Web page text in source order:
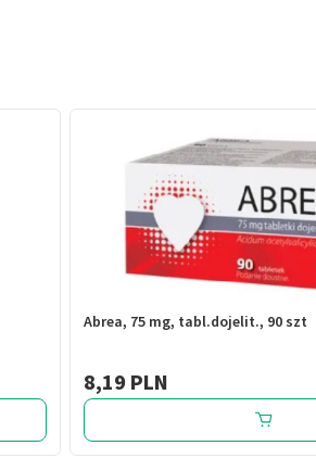
Abrea, 75 mg, tabl.dojelit., 90 szt
8,19 PLN